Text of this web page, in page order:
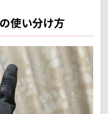
使い分け方